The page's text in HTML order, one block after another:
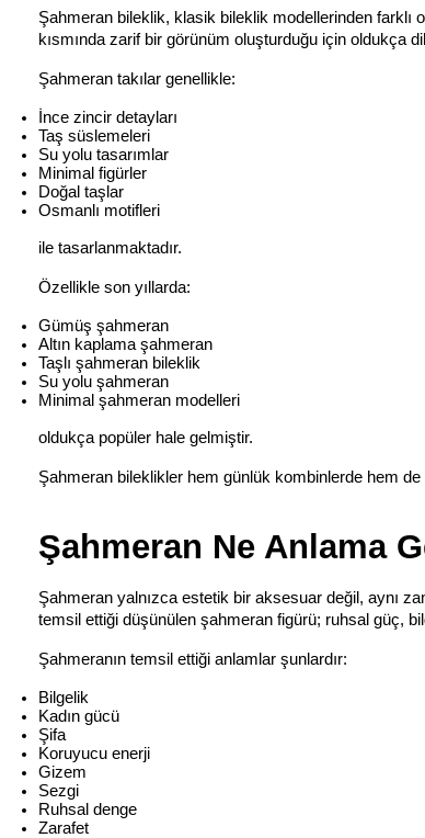
Şahmeran bileklik, klasik bileklik modellerinden farklı
kısmında zarif bir görünüm oluşturduğu için oldukça
Şahmeran takılar genellikle:
İnce zincir detayları
Taş süslemeleri
Su yolu tasarımlar
Minimal figürler
Doğal taşlar
Osmanlı motifleri
ile tasarlanmaktadır.
Özellikle son yıllarda:
Gümüş şahmeran
Altın kaplama şahmeran
Taşlı şahmeran bileklik
Su yolu şahmeran
Minimal şahmeran modelleri
oldukça popüler hale gelmiştir.
Şahmeran bileklikler hem günlük kombinlerde hem de
Şahmeran Ne Anlama
Şahmeran yalnızca estetik bir aksesuar değil, aynı
temsil ettiği düşünülen şahmeran figürü; ruhsal güç,
Şahmeranın temsil ettiği anlamlar şunlardır:
Bilgelik
Kadın gücü
Şifa
Koruyucu enerji
Gizem
Sezgi
Ruhsal denge
Zarafet